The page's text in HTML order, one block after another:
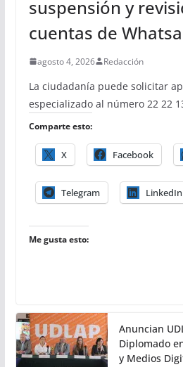
suspensión y
cuentas de
agosto 4, 2026 Redacción
La ciudadanía puede solicitar
especializado al número 22 22
Comparte esto:
X Facebook
Telegram LinkedIn
Me gusta esto:
Anuncian
Diplomado
y Medios